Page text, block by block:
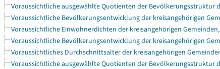
Voraussichtliche ausgewählte Quotienten der Bevölkerungsstruktur
Voraussichtliche Bevölkerungsentwicklung der kreisangehörigen
Voraussichtliche Einwohnerdichten der kreisangehörigen
Voraussichtliche Bevölkerungsentwicklung der kreisangehörigen
Voraussichtliches Durchschnittsalter der kreisangehörigen
Voraussichtliche ausgewählte Quotienten der Bevölkerungsstruktur